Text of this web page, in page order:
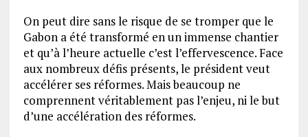
On peut dire sans le risque de se tromper que le
Gabon a été transformé en un immense chantier
et qu’à l’heure actuelle c’est l’effervescence. Face
aux nombreux défis présents, le président veut
accélérer ses réformes. Mais beaucoup ne
comprennent véritablement pas l’enjeu, ni le but
d’une accélération des réformes.